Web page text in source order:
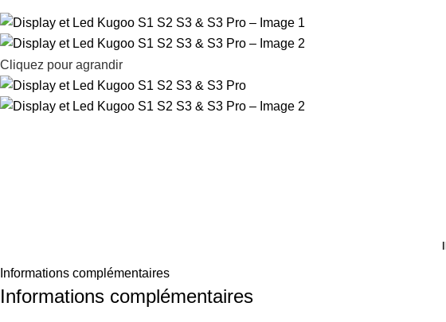
Cliquez pour agrandir
Informations complémentaires
Informations complémentaires